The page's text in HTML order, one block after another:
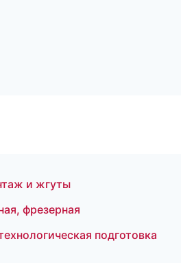
и жгуты
фрезерная
подготовка